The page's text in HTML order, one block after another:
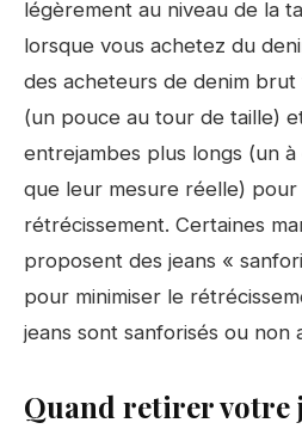
légèrement au niveau de la
lorsque vous achetez du
des acheteurs de denim
(un pouce au tour de taille)
entrejambes plus longs (un
que leur mesure réelle)
rétrécissement. Certaines
proposent des jeans «
pour minimiser le
jeans sont sanforisés ou non
Quand retirer votre